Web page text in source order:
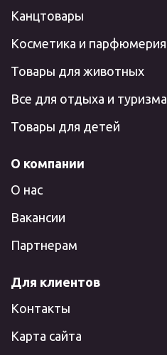
Канцтовары
Косметика и парфюмерия
Товары для животных
Все для отдыха и туризма
Товары для детей
О компании
О нас
Вакансии
Партнерам
Для клиентов
Контакты
Карта сайта